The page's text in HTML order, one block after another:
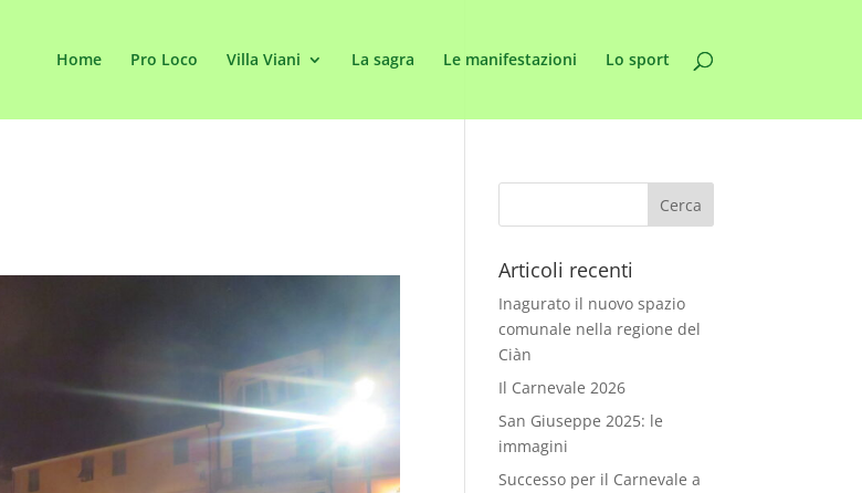
Home Pro Loco Villa Viani La sagra Le manifestazioni Lo sport
Articoli recenti
Inagurato il nuovo spazio
comunale nella regione del
Ciàn
Il Carnevale 2026
San Giuseppe 2025: le
immagini
Successo per il Carnevale a